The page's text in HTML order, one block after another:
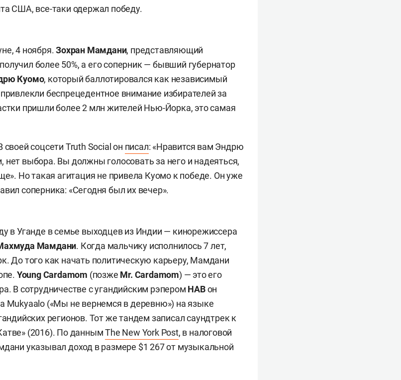
США, все-таки одержал победу.
4 ноября.Зохран Мамдани, представляющий
более 50%, а его соперник — бывший губернатор
Куомо, который баллотировался как независимый
беспрецедентное внимание избирателей за
пришли более 2 млн жителей Нью-Йорка, это самая
соцсети Truth Social он писал: «Нравится вам Эндрю
нет выбора. Вы должны голосовать за него и надеяться,
Но такая агитация не привела Куомо к победе. Он уже
соперника: «Сегодня был их вечер».
в Уганде в семье выходцев из Индии — кинорежиссера
Мамдани. Когда мальчику исполнилось 7 лет,
До того как начать политическую карьеру, Мамдани
Young Cardamom (позже Mr. Cardamom) — это его
В сотрудничестве с угандийским рэпером HABон
Mukyaalo («Мы не вернемся в деревню») на языке
регионов. Тот же тандем записал саундтрек к
(2016). По даннымThe New York Post, в налоговой
указывал доход в размере $1 267 от музыкальной